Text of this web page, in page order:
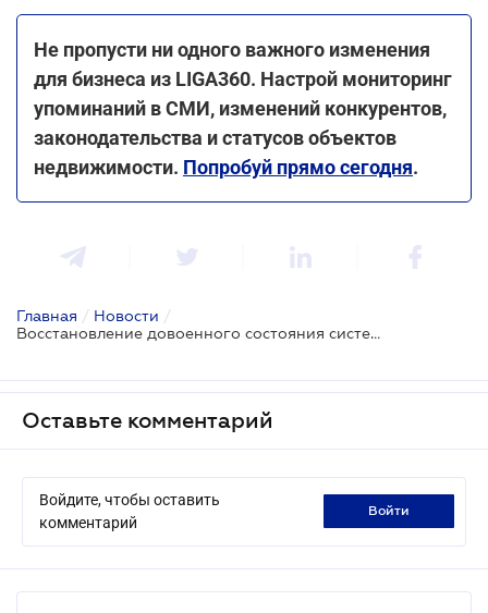
Не пропусти ни одного важного изменения
для бизнеса из LIGA360. Настрой мониторинг
упоминаний в СМИ, изменений конкурентов,
законодательства и статусов объектов
недвижимости. Попробуй прямо сегодня.
Главная / Новости /
Восстановление довоенного состояния системы налогообложения: что предлагает проект № 8401
Оставьте комментарий
Войдите, чтобы оставить
комментарий
войти